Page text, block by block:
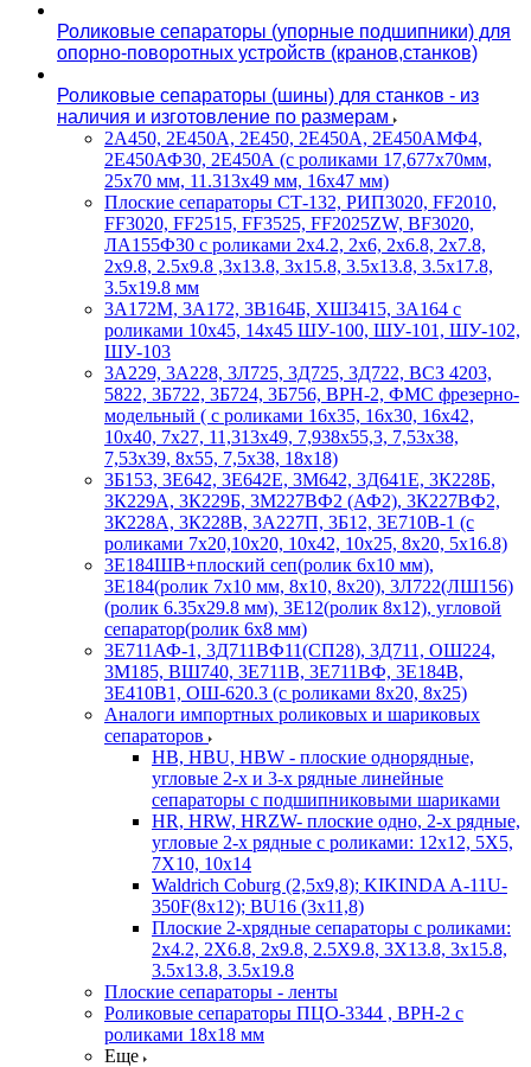
Роликовые сепараторы (упорные подшипники) для
опорно-поворотных устройств (кранов,станков)
Роликовые сепараторы (шины) для станков - из
наличия и изготовление по размерам
2А450, 2Е450А, 2Е450, 2Е450А, 2Е450АМФ4,
2Е450АФ30, 2Е450А (с роликами 17,677х70мм,
25х70 мм, 11.313х49 мм, 16х47 мм)
Плоские сепараторы СТ-132, РИП3020, FF2010,
FF3020, FF2515, FF3525, FF2025ZW, BF3020,
ЛА155Ф30 с роликами 2х4.2, 2х6, 2х6.8, 2х7.8,
2х9.8, 2.5х9.8 ,3х13.8, 3х15.8, 3.5х13.8, 3.5х17.8,
3.5х19.8 мм
3А172М, 3А172, 3В164Б, ХШ3415, 3А164 с
роликами 10х45, 14х45 ШУ-100, ШУ-101, ШУ-102,
ШУ-103
3А229, 3А228, 3Л725, 3Д725, 3Д722, ВСЗ 4203,
5822, 3Б722, 3Б724, 3Б756, ВРН-2, ФМС фрезерно-
модельный ( с роликами 16х35, 16х30, 16х42,
10х40, 7х27, 11,313х49, 7,938х55,3, 7,53х38,
7,53х39, 8х55, 7,5х38, 18х18)
3Б153, 3Е642, 3Е642Е, 3М642, 3Д641Е, 3К228Б,
3К229А, 3К229Б, 3М227ВФ2 (АФ2), 3К227ВФ2,
3К228А, 3К228В, 3А227П, 3Б12, 3Е710В-1 (с
роликами 7х20,10х20, 10х42, 10х25, 8х20, 5х16.8)
3Е184ШВ+плоский сеп(ролик 6х10 мм),
3Е184(ролик 7х10 мм, 8х10, 8х20), 3Л722(ЛШ156)
(ролик 6.35х29.8 мм), 3Е12(ролик 8х12), угловой
сепаратор(ролик 6х8 мм)
3Е711АФ-1, 3Д711ВФ11(СП28), 3Д711, ОШ224,
3М185, ВШ740, 3Е711В, 3Е711ВФ, 3Е184В,
3Е410В1, ОШ-620.3 (с роликами 8х20, 8х25)
Аналоги импортных роликовых и шариковых
сепараторов
HB, HBU, HBW - плоские однорядные,
угловые 2-х и 3-х рядные линейные
сепараторы с подшипниковыми шариками
HR, HRW, HRZW- плоские одно, 2-х рядные,
угловые 2-х рядные с роликами: 12х12, 5X5,
7X10, 10х14
Waldrich Coburg (2,5х9,8); KIKINDA A-11U-
350F(8х12); BU16 (3х11,8)
Плоские 2-хрядные сепараторы с роликами:
2х4.2, 2X6.8, 2х9.8, 2.5X9.8, 3X13.8, 3х15.8,
3.5х13.8, 3.5х19.8
Плоские сепараторы - ленты
Роликовые сепараторы ПЦО-3344 , ВРН-2 с
роликами 18х18 мм
Еще